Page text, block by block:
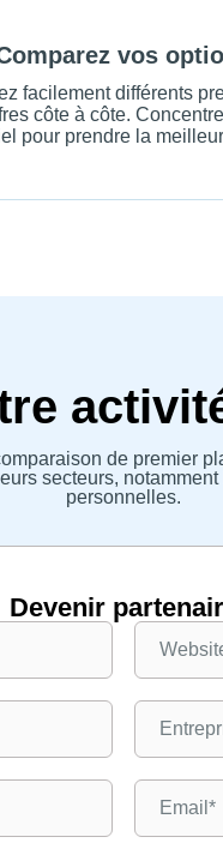
vos
facilement différents
côte à côte.
pour prendre la
de premier
secteurs,
personnelles.
Devenir